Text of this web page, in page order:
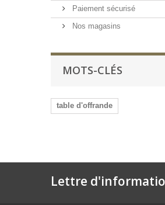
Paiement sécurisé
Nos magasins
MOTS-CLÉS
table d'offrande
Lettre